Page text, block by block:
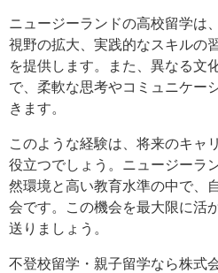
ニュージーランドの高校留学は
視野の拡大、実践的なスキルの
を提供します。また、異なる文
で、柔軟な思考やコミュニケー
きます。
このような経験は、将来のキャ
役立つでしょう。ニュージーラ
然環境と高い教育水準の中で、
会です。この機会を最大限に活
送りましょう。
不登校留学・親子留学なら株式